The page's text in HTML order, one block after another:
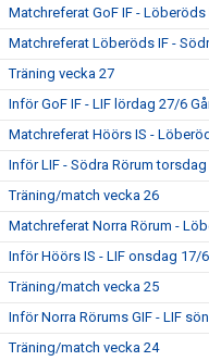
Matchreferat GoF IF - Löberöds
Matchreferat Löberöds IF -
Träning vecka 27
Inför GoF IF - LIF lördag 27/6
Matchreferat Höörs IS -
Inför LIF - Södra Rörum
Träning/match vecka 26
Matchreferat Norra Rörum -
Inför Höörs IS - LIF onsdag 17/
Träning/match vecka 25
Inför Norra Rörums GIF - LIF
Träning/match vecka 24